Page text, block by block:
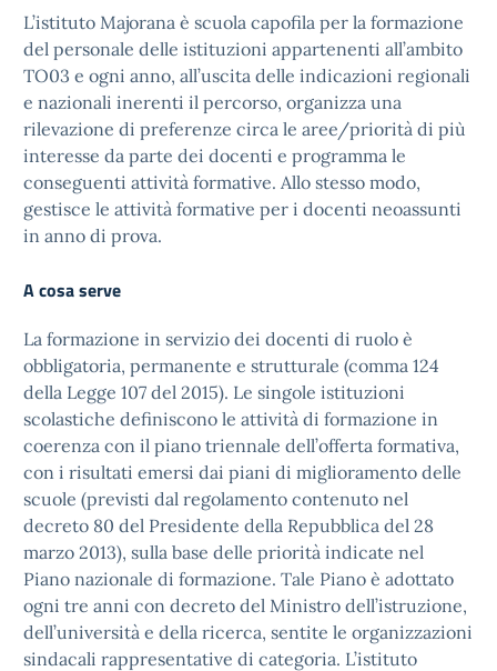
L’istituto Majorana è scuola capofila per la formazione
del personale delle istituzioni appartenenti all’ambito
TO03 e ogni anno, all’uscita delle indicazioni regionali
e nazionali inerenti il percorso, organizza una
rilevazione di preferenze circa le aree/priorità di più
interesse da parte dei docenti e programma le
conseguenti attività formative. Allo stesso modo,
gestisce le attività formative per i docenti neoassunti
in anno di prova.
A cosa serve
La formazione in servizio dei docenti di ruolo è
obbligatoria, permanente e strutturale (comma 124
della Legge 107 del 2015). Le singole istituzioni
scolastiche definiscono le attività di formazione in
coerenza con il piano triennale dell’offerta formativa,
con i risultati emersi dai piani di miglioramento delle
scuole (previsti dal regolamento contenuto nel
decreto 80 del Presidente della Repubblica del 28
marzo 2013), sulla base delle priorità indicate nel
Piano nazionale di formazione. Tale Piano è adottato
ogni tre anni con decreto del Ministro dell’istruzione,
dell’università e della ricerca, sentite le organizzazioni
sindacali rappresentative di categoria. L’istituto